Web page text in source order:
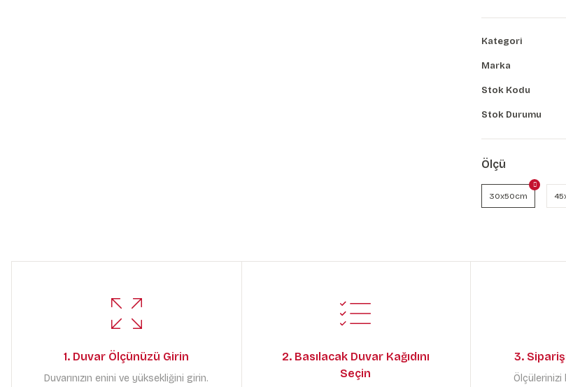
Kategori
Marka
Stok Kodu
Stok Durumu
Ölçü
30x50cm
1. Duvar Ölçünüzü Girin
Duvarınızın enini ve yüksekliğini girin.
2. Basılacak Duvar Kağıdını
Seçin
3.